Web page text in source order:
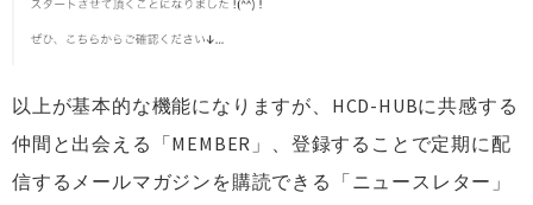
以上が基本的な機能になりますが、HCD-HUBに共感する
仲間と出会える「MEMBER」、登録することで定期に配
信するメールマガジンを購読できる「ニュースレター」